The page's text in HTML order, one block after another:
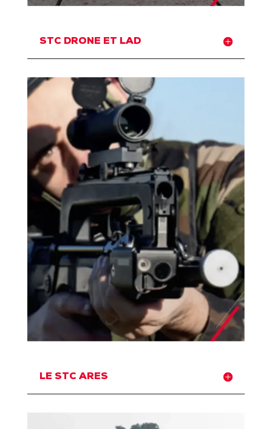
STC DRONE ET LAD
LE STC ARES